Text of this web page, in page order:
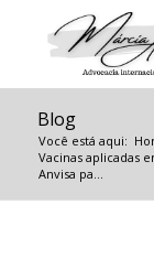
Blog
Você está aqui:
Vacinas aplicadas
Anvisa pa...